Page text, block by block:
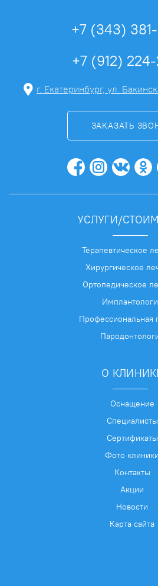
+7 (343)
+7 (912)
г. Екатеринбург, ул.
ЗАКАЗАТЬ
УСЛУГИ/
Терапевтическое
Хирургическое
Ортопедическое
Профессиональная
О
Оснащение
Специалисты
Сертификаты
Фото клиники
Контакты
Акции
Новости
Карта сайта